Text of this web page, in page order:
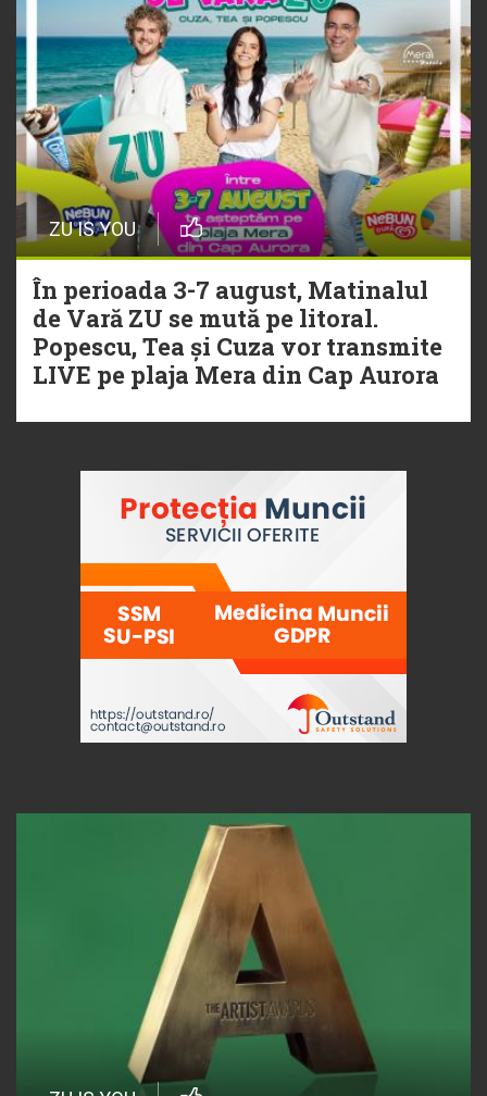
ZU IS YOU
În perioada 3-7 august, Matinalul
de Vară ZU se mută pe litoral.
Popescu, Tea și Cuza vor transmite
LIVE pe plaja Mera din Cap Aurora